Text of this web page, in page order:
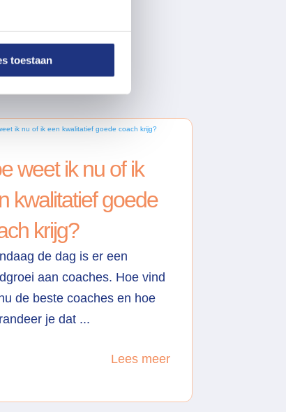
toestaan
weet ik nu of ik
kwalitatief goede
krijg?
de dag is er een
aan coaches. Hoe vind
de beste coaches en hoe
je dat ...
Lees meer